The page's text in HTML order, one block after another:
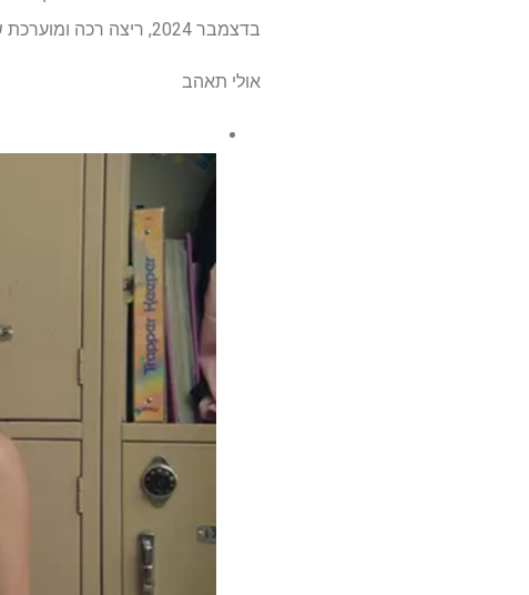
בדצמבר 2024, ריצה רכה ומוערכת שראתה כל עונה מקבלת דירוג אישור מושלם של 100% ממבקרים (לפי עגבניות רקובות).
אולי תאהב